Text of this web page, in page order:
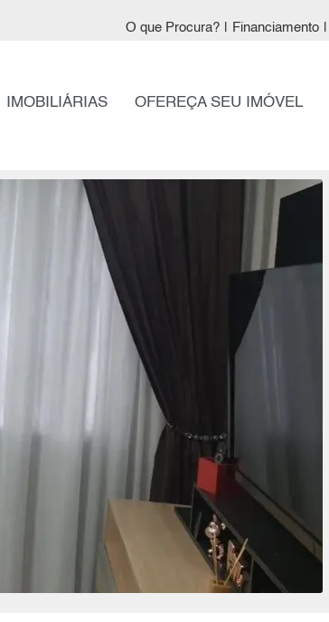
O que Procura? Financiamento
IMOBILIÁRIAS OFEREÇA SEU IMÓVEL